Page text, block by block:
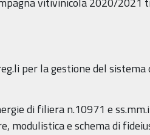
per la gestione del sistema
di filiera n.10971 e
modulistica e schema di